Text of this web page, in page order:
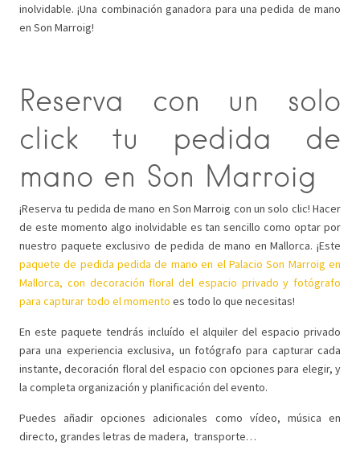
inolvidable. ¡Una combinación ganadora para una pedida de mano
en Son Marroig!
Reserva con un solo
click tu pedida de
mano en Son Marroig
¡Reserva tu pedida de mano en Son Marroig con un solo clic! Hacer
de este momento algo inolvidable es tan sencillo como optar por
nuestro paquete exclusivo de pedida de mano en Mallorca. ¡Este
paquete de pedida pedida de mano en el Palacio Son Marroig en
Mallorca, con decoración floral del espacio privado y fotógrafo
para capturar todo el momento es todo lo que necesitas!
En este paquete tendrás incluído el alquiler del espacio privado
para una experiencia exclusiva, un fotógrafo para capturar cada
instante, decoración floral del espacio con opciones para elegir, y
la completa organización y planificación del evento.
Puedes añadir opciones adicionales como vídeo, música en
directo, grandes letras de madera, transporte…